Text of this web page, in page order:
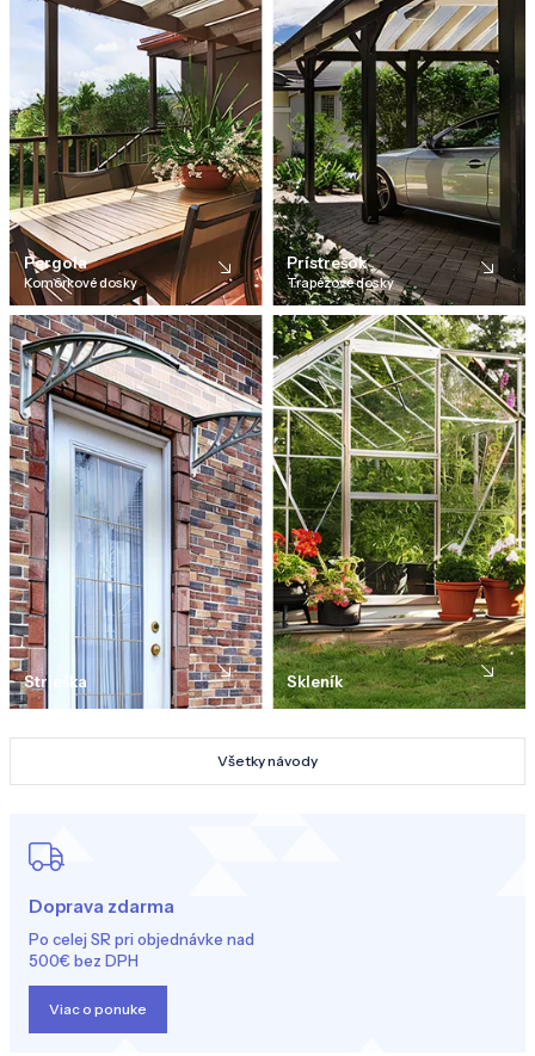
Doprava zdarma
Po celej SR pri objednávke nad
500€ bez DPH
Viac o ponuke
Pergola
Komôrkové dosky
Prístrešok
Trapézové dosky
Strieška Skleník
Všetky návody